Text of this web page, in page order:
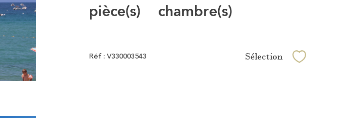
pièce(s) chambre(s)
Réf : V330003543 Sélection Sélectionner